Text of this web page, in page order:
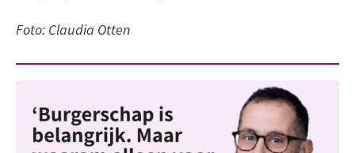
Foto: Claudia Otten